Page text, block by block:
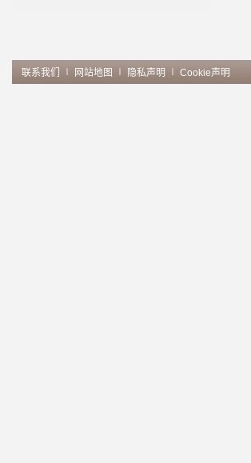
联系我们 ∣ 网站地图 ∣ 隐私声明 ∣ Cookie声明